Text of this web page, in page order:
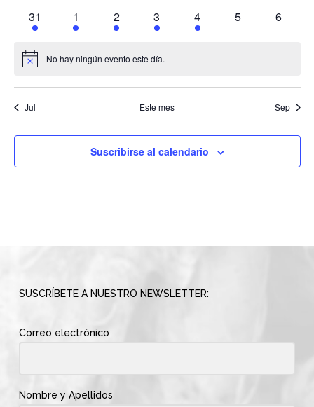
1
evento
31
1
evento
1
1
evento
2
1
evento
3
1
evento
4
0
5
0
6
Aviso No hay ningún evento este día.
Jul Este mes Sep
Suscribirse al calendario
SUSCRÍBETE A NUESTRO NEWSLETTER:
Correo electrónico
Nombre y Apellidos